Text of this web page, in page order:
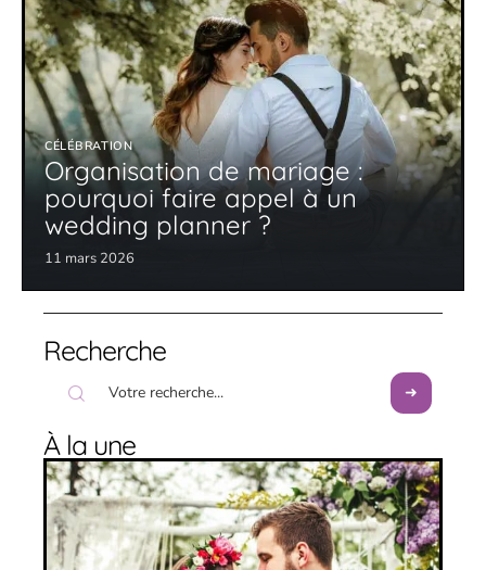
CÉLÉBRATION
Organisation de mariage :
pourquoi faire appel à un
wedding planner ?
11 mars 2026
Recherche
À la une